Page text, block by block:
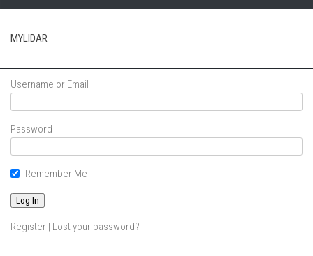
MYLIDAR
Username or Email
Password
Remember Me
Register | Lost your password?